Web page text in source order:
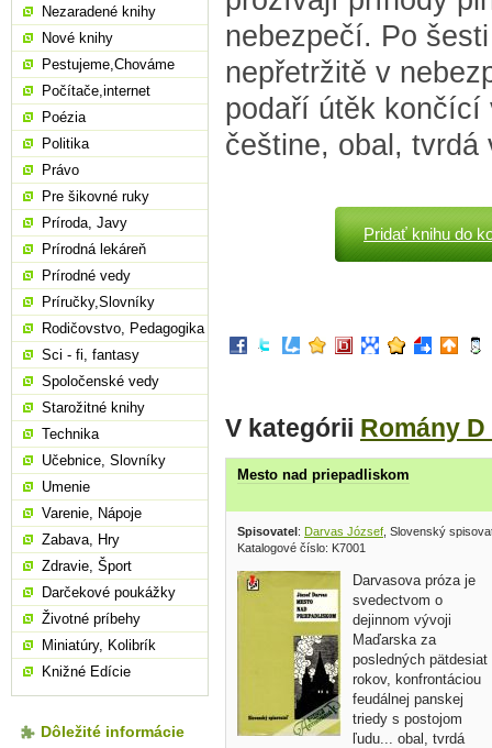
nebezpečí. Po
nepřetržitě v
podaří útěk končící
češtine, obal, tvrdá
Pridať knihu do
V kategórii Romány D
Mesto nad priepadliskom
Spisovatel: Darvas József , Slovenský
Katalogové číslo: K7001
Darvasova próza je
svedectvom o
dejinnom vývoji
Maďarska za
posledných pätdesiat
rokov, konfrontáciou
feudálnej panskej
triedy s postojom
ľudu... obal, tvrdá
Nezaradené knihy
Nové knihy
Pestujeme,Chováme
Počítače,internet
Poézia
Politika
Právo
Pre šikovné ruky
Príroda, Javy
Prírodná lekáreň
Prírodné vedy
Príručky,Slovníky
Rodičovstvo, Pedagogika
Sci - fi, fantasy
Spoločenské vedy
Starožitné knihy
Technika
Učebnice, Slovníky
Umenie
Varenie, Nápoje
Zabava, Hry
Zdravie, Šport
Darčekové poukážky
Životné príbehy
Miniatúry, Kolibrík
Knižné Edície
Dôležité informácie